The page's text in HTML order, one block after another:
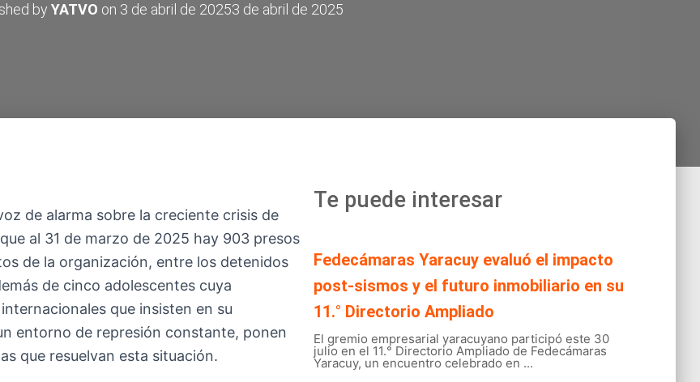
by YATVO on 3 de abril de 20253 de abril de 2025
de alarma sobre la creciente crisis de
al 31 de marzo de 2025 hay 903 presos
de la organización, entre los detenidos
de cinco adolescentes cuya
que insisten en su
entorno de represión constante, ponen
que resuelvan esta situación.
Te puede interesar
Fedecámaras Yaracuy evaluó el impacto
post-sismos y el futuro inmobiliario en su
11.° Directorio Ampliado
El gremio empresarial yaracuyano participó este 30
julio en el 11.° Directorio Ampliado de Fedecámaras
Yaracuy, un encuentro celebrado en ...